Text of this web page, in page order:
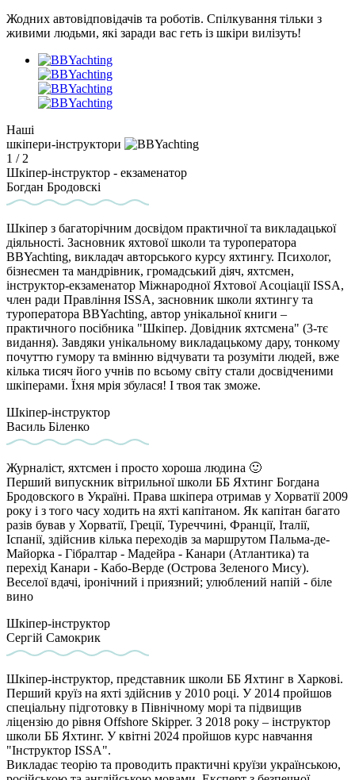
Жодних автовідповідачів та роботів. Спілкування тільки з
живими людьми, які заради вас геть із шкіри вилізуть!
Наші
шкіпери-інструктори
1 / 2
Шкіпер-інструктор - екзаменатор
Богдан Бродовскі
Шкіпер з багаторічним досвідом практичної та викладацької
діяльності. Засновник яхтової школи та туроператора
BBYachting, викладач авторського курсу яхтингу. Психолог,
бізнесмен та мандрівник, громадський діяч, яхтсмен,
інструктор-екзаменатор Міжнародної Яхтової Асоціації ISSA,
член ради Правління ISSA, засновник школи яхтингу та
туроператора BBYachting, автор унікальної книги –
практичного посібника "Шкіпер. Довідник яхтсмена" (3-тє
видання). Завдяки унікальному викладацькому дару, тонкому
почуттю гумору та вмінню відчувати та розуміти людей, вже
кілька тисяч його учнів по всьому світу стали досвідченими
шкіперами. Їхня мрія збулася! І твоя так зможе.
Шкіпер-інструктор
Василь Біленко
Журналіст, яхтсмен і просто хороша людина 🙂
Перший випускник вітрильної школи ББ Яхтинг Богдана
Бродовского в Україні. Права шкіпера отримав у Хорватії 2009
року і з того часу ходить на яхті капітаном. Як капітан багато
разів бував у Хорватії, Греції, Туреччині, Франції, Італії,
Іспанії, здійснив кілька переходів за маршрутом Пальма-де-
Майорка - Гібралтар - Мадейра - Канари (Атлантика) та
перехід Канари - Кабо-Верде (Острова Зеленого Мису).
Веселої вдачі, іронічний і приязний; улюблений напій - біле
вино
Шкіпер-інструктор
Сергій Самокрик
Шкіпер-інструктор, представник школи ББ Яхтинг в Харкові.
Перший круїз на яхті здійснив у 2010 році. У 2014 пройшов
спеціальну підготовку в Північному морі та підвищив
ліцензію до рівня Offshore Skipper. З 2018 року – інструктор
школи ББ Яхтинг. У квітні 2024 пройшов курс навчання
"Інструктор ISSA".
Викладає теорію та проводить практичні круїзи українською,